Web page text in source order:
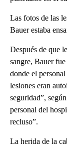
Las fotos de las
Bauer estaba
Después de que
sangre, Bauer
donde el
lesiones eran
seguridad”,
personal del
recluso”.
La herida de la